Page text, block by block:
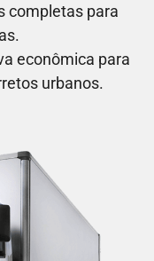
completas para
econômica para
urbanos.